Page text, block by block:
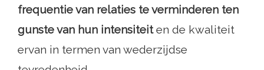
frequentie van relaties te verminderen ten
gunste van hun intensiteiten de kwaliteit
ervan in termen van wederzijdse